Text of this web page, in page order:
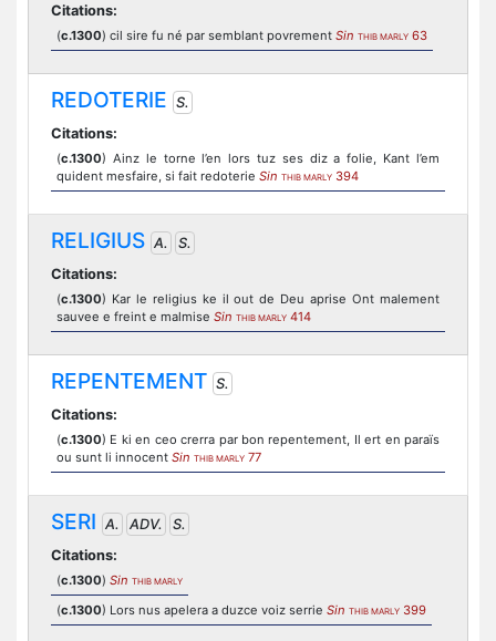
Citations:
(c.1300) cil sire fu né par semblant povrement Sin THIB MARLY 63
REDOTERIE S.
Citations:
(c.1300) Ainz le torne l’en lors tuz ses diz a folie, Kant l’em
quident mesfaire, si fait redoterie Sin THIB MARLY 394
RELIGIUS A.
S.
Citations:
(c.1300) Kar le religius ke il out de Deu aprise Ont malement
sauvee e freint e malmise Sin THIB MARLY 414
REPENTEMENT S.
Citations:
(c.1300) E ki en ceo crerra par bon repentement, Il ert en paraïs
ou sunt li innocent Sin THIB MARLY 77
SERI A. ADV.
S.
Citations:
(c.1300) Sin THIB MARLY
(c.1300) Lors nus apelera a duzce voiz serrie Sin THIB MARLY 399